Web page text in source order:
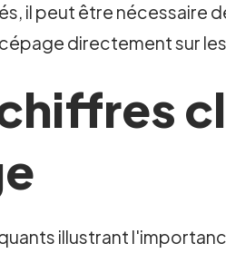
il peut être nécessaire
directement sur
illustrant